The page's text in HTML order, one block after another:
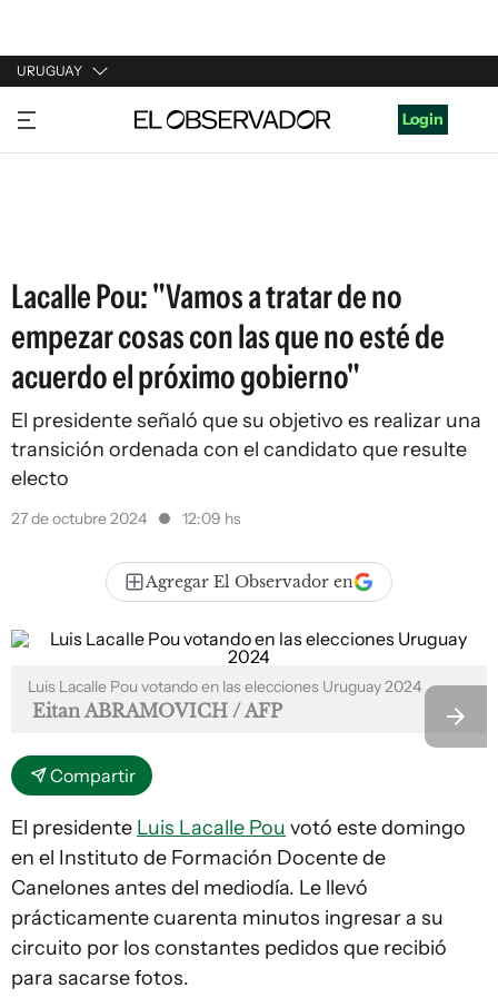
URUGUAY
URUGUAY
ARGENTINA
Login
Lacalle Pou: "Vamos a tratar de no
empezar cosas con las que no esté de
acuerdo el próximo gobierno"
El presidente señaló que su objetivo es realizar una
transición ordenada con el candidato que resulte
electo
27 de octubre 2024 12:09 hs
Agregar El Observador en
Luis Lacalle Pou votando en las elecciones Uruguay 2024
Eitan ABRAMOVICH / AFP
Compartir
El presidente Luis Lacalle Pou votó este domingo
en el Instituto de Formación Docente de
Canelones antes del mediodía. Le llevó
prácticamente cuarenta minutos ingresar a su
circuito por los constantes pedidos que recibió
para sacarse fotos.